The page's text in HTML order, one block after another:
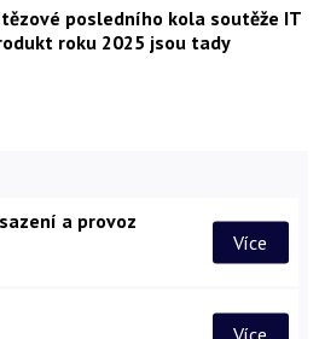
posledního kola soutěže IT
roku 2025 jsou tady
a provoz
Více
Více